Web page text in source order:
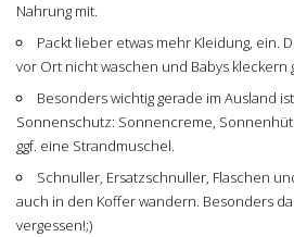
Nahrung mit.
Packt lieber etwas mehr Kleidung, ein.
vor Ort nicht waschen und Babys kleckern
Besonders wichtig gerade im Ausland
Sonnenschutz: Sonnencreme,
ggf. eine Strandmuschel.
Schnuller, Ersatzschnuller, Flaschen
auch in den Koffer wandern. Besonders
vergessen!;)